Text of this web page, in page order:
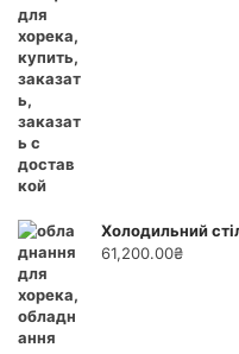
Холодильний
61,200.00₴